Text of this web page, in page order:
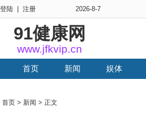
登陆 注册 2026-8-7
91健康网
www.jfkvip.cn
首页 新闻 娱体
首页 > 新闻 > 正文